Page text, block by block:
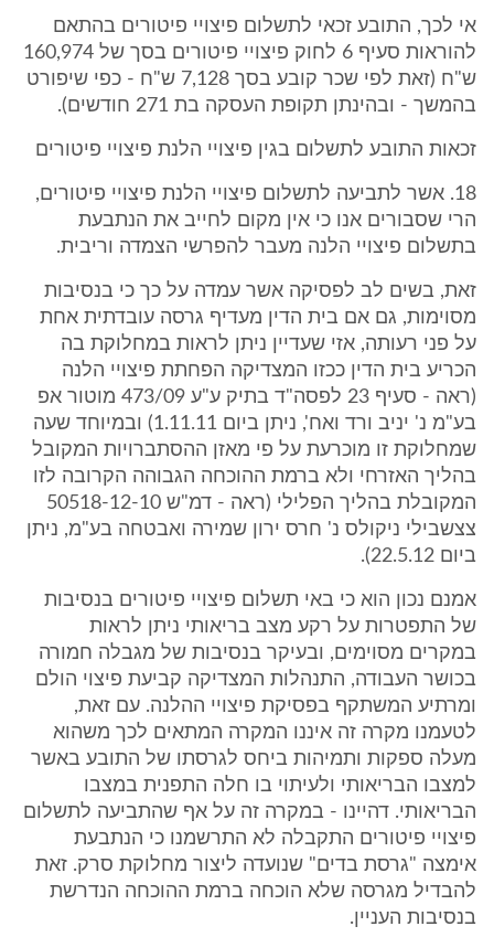
אי לכך, התובע זכאי לתשלום פיצויי פיטורים בהתאם
להוראות סעיף 6 לחוק פיצויי פיטורים בסך של 160,974
ש"ח (זאת לפי שכר קובע בסך 7,128 ש"ח - כפי שיפורט
בהמשך - ובהינתן תקופת העסקה בת 271 חודשים).
זכאות התובע לתשלום בגין פיצויי הלנת פיצויי פיטורים
18. אשר לתביעה לתשלום פיצויי הלנת פיצויי פיטורים,
הרי שסבורים אנו כי אין מקום לחייב את הנתבעת
בתשלום פיצויי הלנה מעבר להפרשי הצמדה וריבית.
זאת, בשים לב לפסיקה אשר עמדה על כך כי בנסיבות
מסוימות, גם אם בית הדין מעדיף גרסה עובדתית אחת
על פני רעותה, אזי שעדיין ניתן לראות במחלוקת בה
הכריע בית הדין ככזו המצדיקה הפחתת פיצויי הלנה
(ראה - סעיף 23 לפסה"ד בתיק ע"ע 473/09 מוטור אפ
בע"מ נ' יניב ורד ואח', ניתן ביום 1.11.11) ובמיוחד שעה
שמחלוקת זו מוכרעת על פי מאזן ההסתברויות המקובל
בהליך האזרחי ולא ברמת ההוכחה הגבוהה הקרובה לזו
המקובלת בהליך הפלילי (ראה - דמ"ש 50518-12-10
צצשבילי ניקולס נ' חרס ירון שמירה ואבטחה בע"מ, ניתן
ביום 22.5.12).
אמנם נכון הוא כי באי תשלום פיצויי פיטורים בנסיבות
של התפטרות על רקע מצב בריאותי ניתן לראות
במקרים מסוימים, ובעיקר בנסיבות של מגבלה חמורה
בכושר העבודה, התנהלות המצדיקה קביעת פיצוי הולם
ומרתיע המשתקף בפסיקת פיצויי ההלנה. עם זאת,
לטעמנו מקרה זה איננו המקרה המתאים לכך משהוא
מעלה ספקות ותמיהות ביחס לגרסתו של התובע באשר
למצבו הבריאותי ולעיתוי בו חלה התפנית במצבו
הבריאותי. דהיינו - במקרה זה על אף שהתביעה לתשלום
פיצויי פיטורים התקבלה לא התרשמנו כי הנתבעת
אימצה "גרסת בדים" שנועדה ליצור מחלוקת סרק. זאת
להבדיל מגרסה שלא הוכחה ברמת ההוכחה הנדרשת
בנסיבות העניין.